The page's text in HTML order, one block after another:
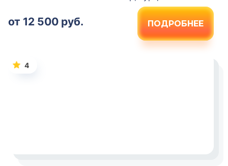
от 12 500 руб. ПОДРОБНЕЕ
4